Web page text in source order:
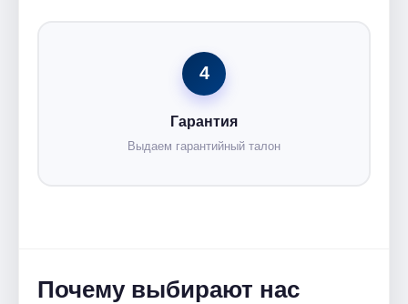
4
Гарантия
Выдаем гарантийный талон
Почему выбирают нас